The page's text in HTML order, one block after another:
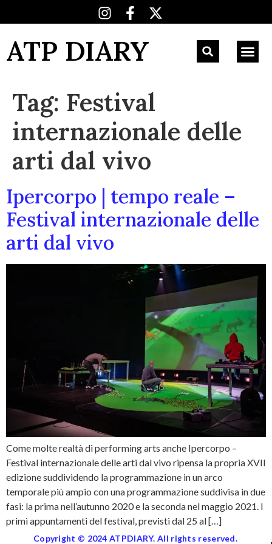
ATP DIARY
Tag: Festival
internazionale delle
arti dal vivo
Ipercorpo | tempo reale –
Festival internazionale delle
arti dal vivo
Come molte realtà di performing arts anche Ipercorpo –
Festival internazionale delle arti dal vivo ripensa la propria XVII
edizione suddividendo la programmazione in un arco
temporale più ampio con una programmazione suddivisa in due
fasi: la prima nell’autunno 2020 e la seconda nel maggio 2021. I
primi appuntamenti del festival, previsti dal 25 al […]
Copyright © 2024 ATPDIARY. All rights reserved.